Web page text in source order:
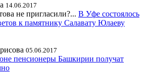
14.06.2017
не пригласили?... В Уфе состоялось
к памятнику Салавату Юлаеву
05.06.2017
пенсионеры Башкирии получат